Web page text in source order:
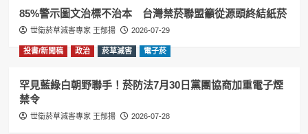
85%警示圖文治標不治本 台灣禁菸聯盟籲從源頭終結紙菸
世衛菸草減害專家 王郁揚 2026-07-29
投書/新聞稿 政治 菸草減害 電子菸
罕見藍綠白朝野聯手！菸防法7月30日黨團協商加重電子煙
禁令
世衛菸草減害專家 王郁揚 2026-07-28